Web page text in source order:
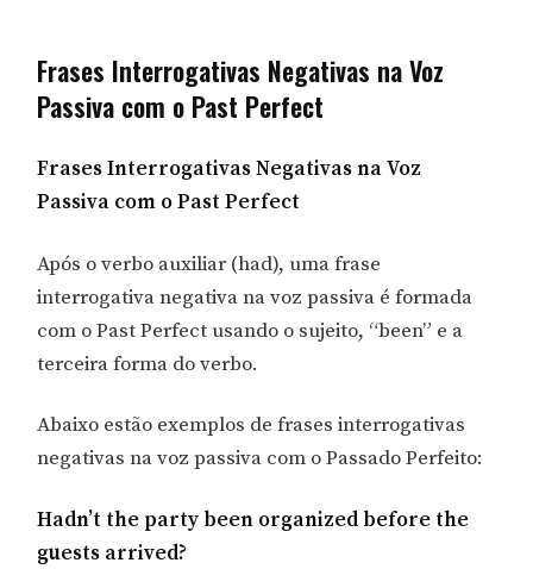
Frases Interrogativas Negativas na Voz
Passiva com o Past Perfect
Frases Interrogativas Negativas na Voz
Passiva com o Past Perfect
Após o verbo auxiliar (had), uma frase
interrogativa negativa na voz passiva é formada
com o Past Perfect usando o sujeito, “been” e a
terceira forma do verbo.
Abaixo estão exemplos de frases interrogativas
negativas na voz passiva com o Passado Perfeito:
Hadn’t the party been organized before the
guests arrived?